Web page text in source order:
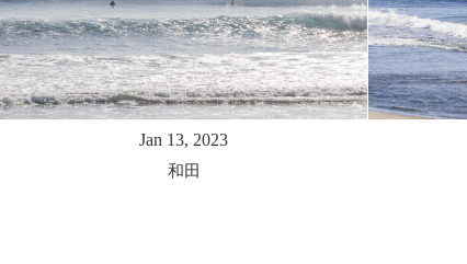
Jan 13, 2023
和田